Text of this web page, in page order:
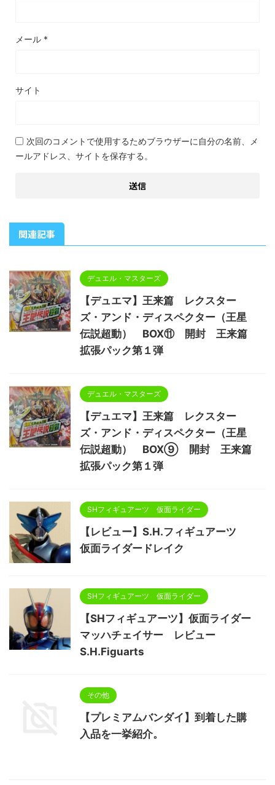
メール *
サイト
次回のコメントで使用するためブラウザーに自分の名前、メ
ールアドレス、サイトを保存する。
関連記事
デュエル・マスターズ
【デュエマ】王来篇 レクスター
ズ・アンド・ディスペクター（王星
伝説超動） BOX⑪ 開封 王来篇
拡張パック第１弾
デュエル・マスターズ
【デュエマ】王来篇 レクスター
ズ・アンド・ディスペクター（王星
伝説超動） BOX⑨ 開封 王来篇
拡張パック第１弾
SHフィギュアーツ 仮面ライダー
【レビュー】S.H.フィギュアーツ
仮面ライダードレイク
SHフィギュアーツ 仮面ライダー
【SHフィギュアーツ】仮面ライダー
マッハチェイサー レビュー
S.H.Figuarts
その他
【プレミアムバンダイ】到着した購
入品を一挙紹介。